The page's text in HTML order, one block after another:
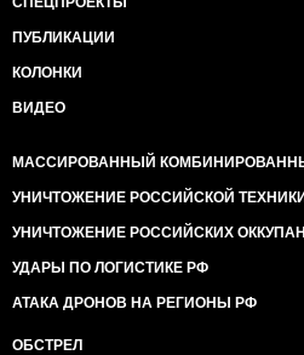
ПУБЛИКАЦИИ
КОЛОНКИ
ВИДЕО
МАССИРОВАННЫЙ
УНИЧТОЖЕНИЕ РОССИЙСКОЙ ТЕХНИКИ
УНИЧТОЖЕНИЕ РОССИЙСКИХ
УДАРЫ ПО ЛОГИСТИКЕ РФ
АТАКА ДРОНОВ НА РЕГИОНЫ РФ
ОБСТРЕЛ